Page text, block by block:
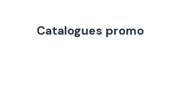
Catalogues promo